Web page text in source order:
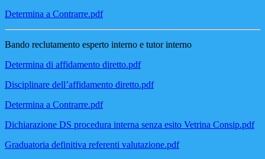
Determina a Contrarre.pdf
Bando reclutamento esperto interno e tutor interno
Determina di affidamento diretto.pdf
Disciplinare dell’affidamento diretto.pdf
Determina a Contrarre.pdf
Dichiarazione DS procedura interna senza esito Vetrina Consip.pdf
Graduatoria definitiva referenti valutazione.pdf